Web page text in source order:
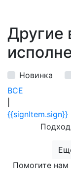
Другие
Новинка
ВСЕ
{{signItem.sign}}
Помогите